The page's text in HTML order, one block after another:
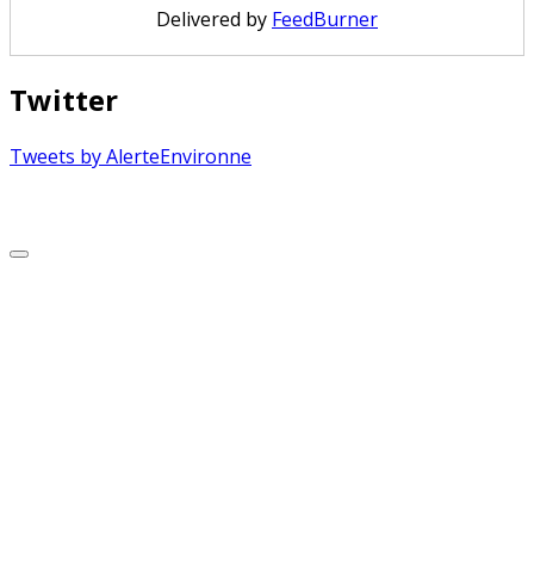
Delivered by FeedBurner
Twitter
Tweets by AlerteEnvironne
Scroll